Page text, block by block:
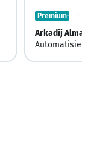
Premium
Arkadij Almann